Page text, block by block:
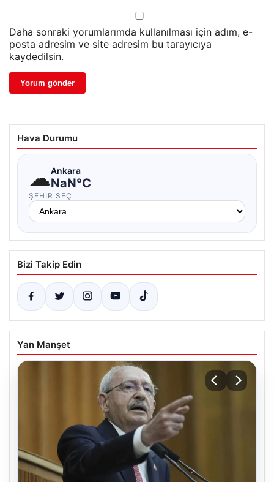
Daha sonraki yorumlarımda kullanılması için adım, e-
posta adresim ve site adresim bu tarayıcıya
kaydedilsin.
Hava Durumu
☁Ankara
NaN°C
ŞEHIR SEÇ
Bizi Takip Edin
Yan Manşet